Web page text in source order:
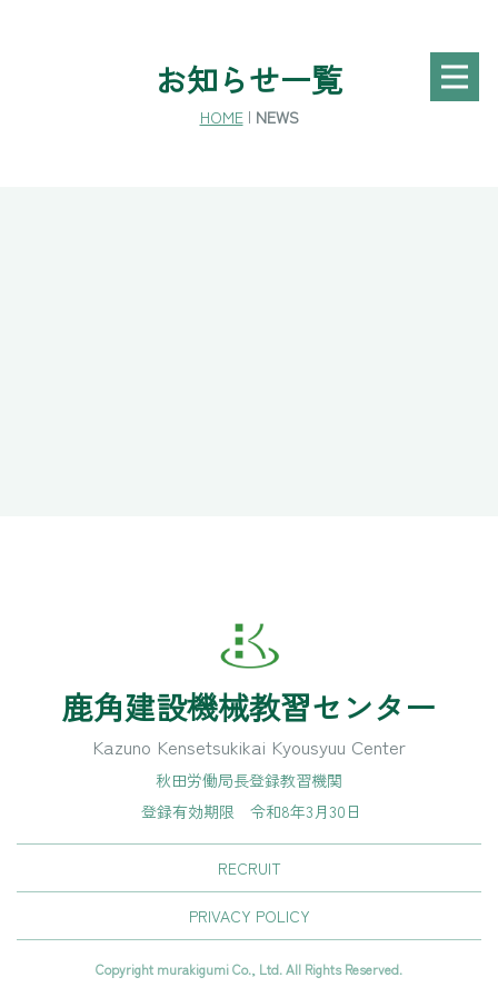
お知らせ一覧
HOME| NEWS
鹿角建設機械教習センター
Kazuno Kensetsukikai Kyousyuu Center
秋田労働局長登録教習機関
登録有効期限 令和8年3月30日
RECRUIT
PRIVACY POLICY
Copyright murakigumi Co., Ltd. All Rights Reserved.